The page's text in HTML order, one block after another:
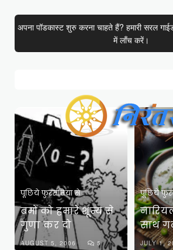
अपना पॉडकास्ट शुरु करना चाहते हैं? हमारी सरल
में लाँच करें।
पूछिये फुरसतिया से
बमों को हमारे शून्य से
गुणा कर दो
AUGUST 5, 2006 5
पूछिये
साथ
JULY 1,